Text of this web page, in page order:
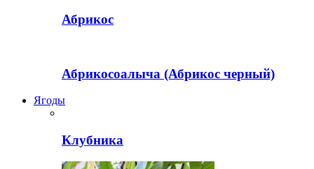
Абрикос
Абрикосоалыча (Абрикос черный)
Ягоды
Клубника